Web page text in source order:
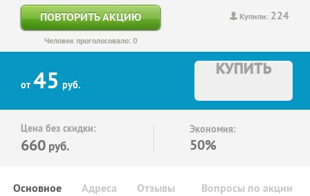
Купили: 224
ПОВТОРИТЬ АКЦИЮ
Человек проголосовало: 0
от 45 руб.
КУПИТЬ
Цена без скидки:
660 руб.
Экономия:
50%
Основное Отзывы Вопросы по акции
Адреса